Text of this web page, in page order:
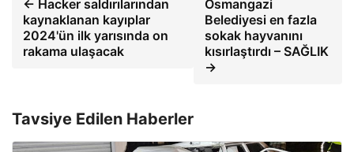
← Hacker saldırılarından
kaynaklanan kayıplar
2024'ün ilk yarısında on
rakama ulaşacak
Osmangazi
Belediyesi en fazla
sokak hayvanını
kısırlaştırdı – SAĞLIK
→
Tavsiye Edilen Haberler